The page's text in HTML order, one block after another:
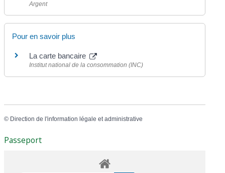
Argent
Pour en savoir plus
La carte bancaire
Institut national de la consommation (INC)
© Direction de l'information légale et administrative
Passeport